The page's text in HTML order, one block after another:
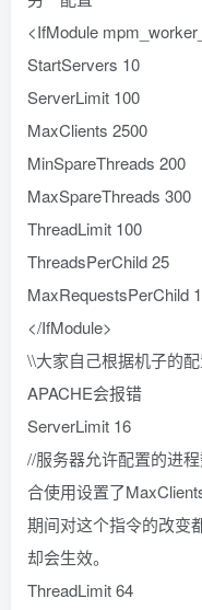
<IfModule
StartServers 10
ServerLimit 100
MaxClients 2500
MinSpareThreads 200
MaxSpareThreads 300
ThreadLimit 100
ThreadsPerChild 25
MaxRequestsPerChild
</IfModule>
\\大家自己根据机子的
APACHE会报错
ServerLimit 16
//服务器允许配置的进
合使用设置了
期间对这个指令的改变
却会生效。
ThreadLimit 64